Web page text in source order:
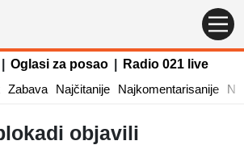
Oglasi za posao
Radio 021 live
Zabava Najčitanije Najkomentarisanije
objavili